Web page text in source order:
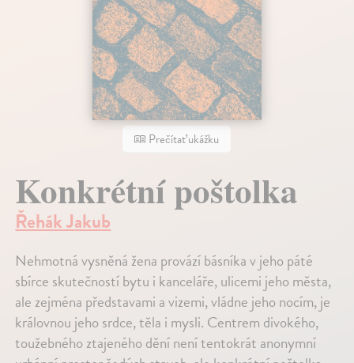
Prečítať ukážku
Konkrétní poštolka
Řehák Jakub
Nehmotná vysněná žena provází básníka v jeho páté
sbírce skutečností bytu i kanceláře, ulicemi jeho města,
ale zejména představami a vizemi, vládne jeho nocím, je
královnou jeho srdce, těla i mysli. Centrem divokého,
toužebného ztajeného dění není tentokrát anonymní